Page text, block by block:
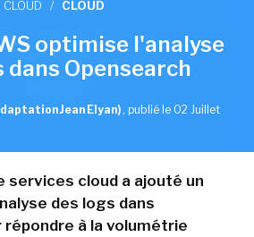
CLOUD / CLOUD
optimise l'analyse
dans Opensearch
Jean Elyan) , publié le 02 Juillet
services cloud a ajouté un
des logs dans
répondre à la volumétrie